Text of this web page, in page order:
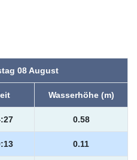
08 August
Wasserhöhe (m)
0.58
0.11